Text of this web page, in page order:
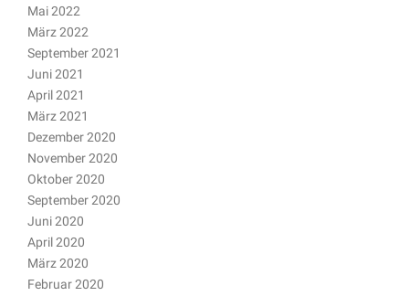
Mai 2022
März 2022
September 2021
Juni 2021
April 2021
März 2021
Dezember 2020
November 2020
Oktober 2020
September 2020
Juni 2020
April 2020
März 2020
Februar 2020